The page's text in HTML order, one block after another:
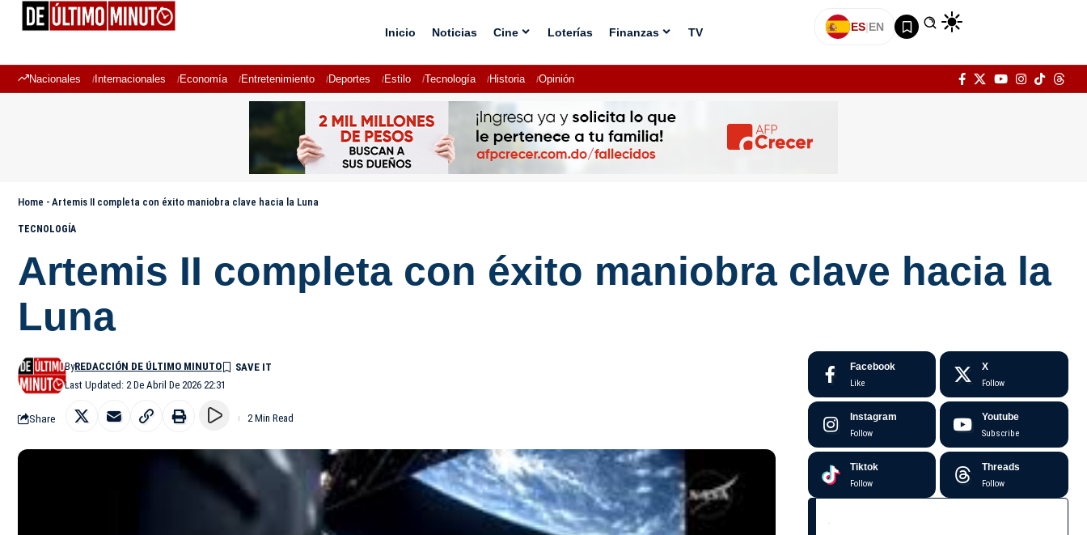
Inicio Noticias Cine Loterías Finanzas TV ES|EN
Nacionales Internacionales Economía Entretenimiento Deportes Estilo Tecnología Historia Opinión
Home - Artemis II completa con éxito maniobra clave hacia la Luna
TECNOLOGÍA
Artemis II completa con éxito maniobra clave hacia la
Luna
Last Updated: 2 De Abril De 2026 22:31
ByREDACCIÓN DE ÚLTIMO MINUTO
Share 2 Min Read
Facebook
Like
X
Follow
Instagram
Follow
Youtube
Subscribe
Tiktok
Follow
Threads
Follow